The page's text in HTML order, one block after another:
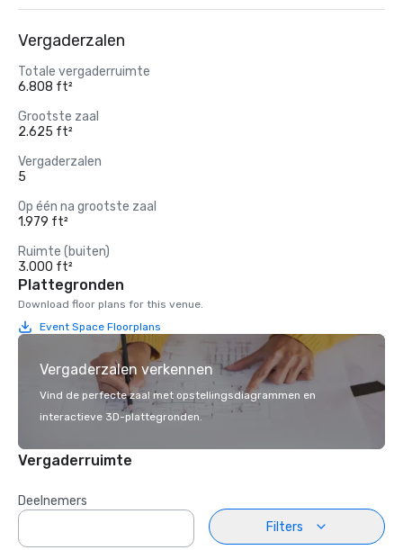
Vergaderzalen
Totale vergaderruimte
6.808 ft²
Grootste zaal
2.625 ft²
Vergaderzalen
5
Op één na grootste zaal
1.979 ft²
Ruimte (buiten)
3.000 ft²
Plattegronden
Download floor plans for this venue.
Event Space Floorplans
Vergaderzalen verkennen
Vind de perfecte zaal met opstellingsdiagrammen en
interactieve 3D-plattegronden.
Vergaderruimte
Deelnemers
Filters